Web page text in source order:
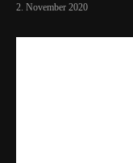
2. November 2020